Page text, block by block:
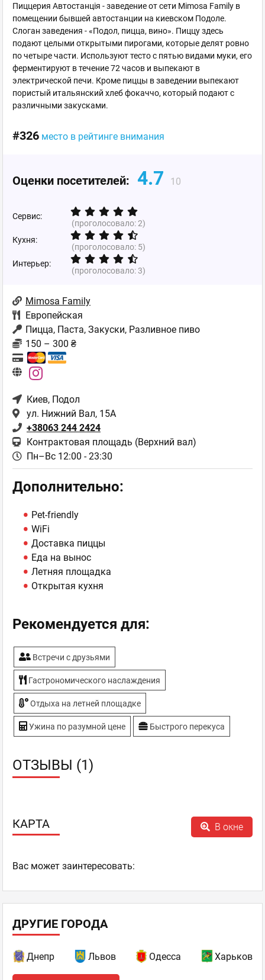
Пиццерия Автостанція - заведение от сети Mimosa Family в
помещении бывшей автостанции на киевском Подоле.
Слоган заведения - «Подол, пицца, вино». Пиццу здесь
подают целыми открытыми пирогами, которые делят ровно
по четыре части. Используют тесто с пятью видами муки, его
ферментируют в течение 72 часов и выпекают в
электрической печи. Кроме пиццы в заведении выпекают
пористый итальянский хлеб фокаччо, который подают с
различными закусками.
#326 место в рейтинге внимания
Оценки посетителей: 4.7 10
Сервис:
(проголосовало:2)
Кухня:
(проголосовало: 5)
Интерьер:
(проголосовало:3)
Mimosa Family
Европейская
Пицца, Паста, Закуски, Разливное пиво
150 – 300 ₴
Киев, Подол
ул. Нижний Вал, 15А
+38063 244 2424
Контрактовая площадь (Верхний вал)
Пн–Вс 12:00 - 23:30
Дополнительно:
Pet-friendly
WiFi
Доставка пиццы
Еда на вынос
Летняя площадка
Открытая кухня
Рекомендуется для:
Встречи с друзьями
Гастрономического наслаждения
Отдыха на летней площадке
Ужина по разумной цене Быстрого перекуса
ОТЗЫВЫ (1)
КАРТА В окне
Ваc может заинтересовать:
ДРУГИЕ ГОРОДА
Днепр Львов Одесса Харьков